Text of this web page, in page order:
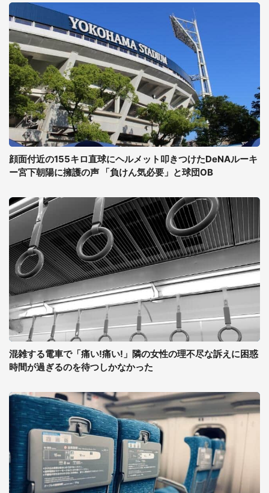
顔面付近の155キロ直球にヘルメット叩きつけたDeNAルーキ
ー宮下朝陽に擁護の声 「負けん気必要」と球団OB
混雑する電車で「痛い!痛い!」隣の女性の理不尽な訴えに困惑
時間が過ぎるのを待つしかなかった